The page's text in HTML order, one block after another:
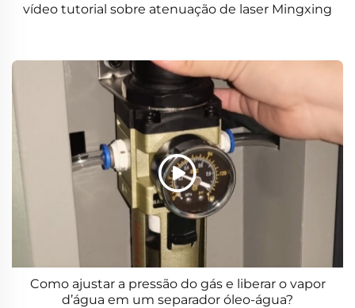
vídeo tutorial sobre atenuação de laser Mingxing
Como ajustar a pressão do gás e liberar o vapor
d’água em um separador óleo-água?